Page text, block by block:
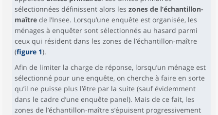
sélectionnées définissent alors les zones de l’échantillon-
maître de l’Insee. Lorsqu’une enquête est organisée, les
ménages à enquêter sont sélectionnés au hasard parmi
ceux qui résident dans les zones de l’échantillon-maître
(figure 1).
Afin de limiter la charge de réponse, lorsqu’un ménage est
sélectionné pour une enquête, on cherche à faire en sorte
qu’il ne puisse plus l’être par la suite (sauf évidemment
dans le cadre d’une enquête panel). Mais de ce fait, les
zones de l’échantillon-maître s’épuisent progressivement